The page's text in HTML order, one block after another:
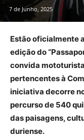
7 de Junho, 2025
Estão oficialmente
edição do
convida
pertencentes à
iniciativa decorre
percurso de 540
das paisagens,
duriense.